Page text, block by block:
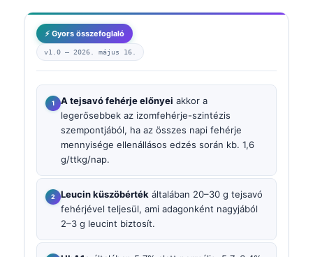
⚡ Gyors összefoglaló
v1.0 — 2026. május 16.
A tejsavó fehérje előnyei akkor a
legerősebbek az izomfehérje-szintézis
szempontjából, ha az összes napi fehérje
mennyisége ellenállásos edzés során kb. 1,6
g/ttkg/nap.
Leucin küszöbérték általában 20–30 g tejsavó
fehérjével teljesül, ami adagonként nagyjából
2–3 g leucint biztosít.